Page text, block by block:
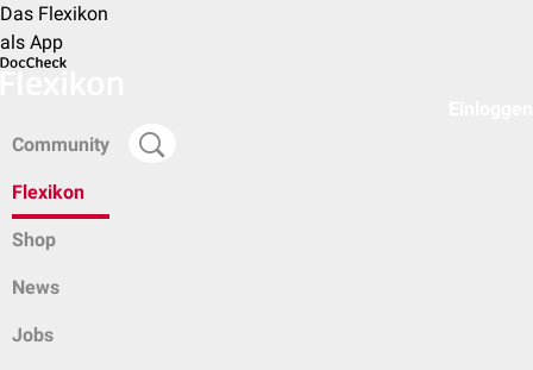
Das Flexikon
als App
Community
Flexikon
Shop
News
Jobs